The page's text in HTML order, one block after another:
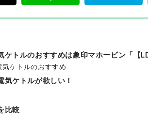
ケトルのおすすめは象印マホービン「【
ケトルのおすすめ
気ケトルが欲しい！
比較